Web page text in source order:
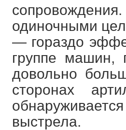
одиночными
— гораздо
группе машин,
довольно
сторонах
выстрела.